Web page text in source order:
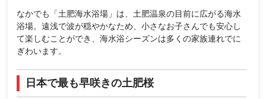
なかでも「土肥海水浴場」は、土肥温泉の目前に広がる海水
浴場。遠浅で波が穏やかなため、小さなお子さんでも安心し
て楽しむことができ、海水浴シーズンは多くの家族連れでに
ぎわいます。
日本で最も早咲きの土肥桜